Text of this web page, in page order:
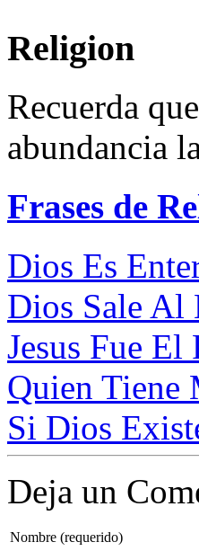
Religion
Recuerda
abundancia
Frases de
Dios Es
Dios Sale Al
Jesus Fue
Quien Tiene
Si Dios
Deja un
Nombre (requerido)